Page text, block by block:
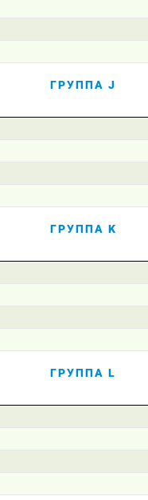
ГРУППА J
ГРУППА K
ГРУППА L